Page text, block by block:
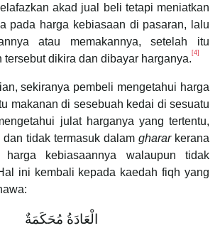
akad jual beli tetapi meniatkan
pada harga kebiasaan di pasaran, lalu
atau memakannya, setelah itu
tersebut dikira dan dibayar harganya. [4]
sekiranya pembeli mengetahui harga
makanan di sesebuah kedai di sesuatu
julat harganya yang tertentu,
tidak termasuk dalam ghararkerana
harga kebiasaannya walaupun tidak
ini kembali kepada kaedah fiqh yang
الْعَادَةُ مُحَكَمَةٌ